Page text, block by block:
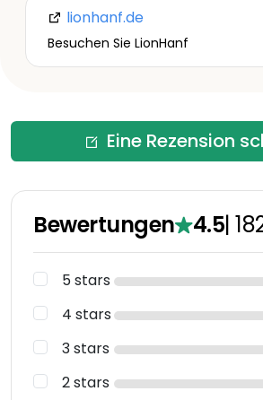
lionhanf.de
Besuchen Sie LionHanf
Eine Rezension
Bewertungen 4.5|
5 stars
4 stars
3 stars
2 stars